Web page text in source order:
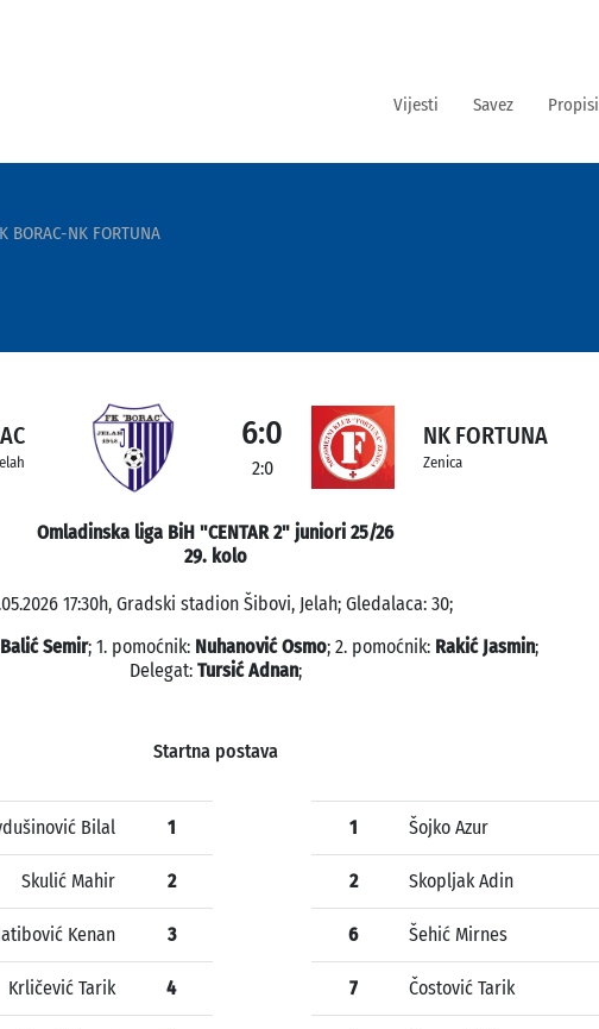
Vijesti Savez Propisi
BORAC-NK FORTUNA
6:0
2:0
NK FORTUNA
Zenica
Omladinska liga BiH "CENTAR 2" juniori 25/26
29. kolo
17:30h, Gradski stadion Šibovi, Jelah; Gledalaca: 30;
Balić Semir; 1. pomoćnik: Nuhanović Osmo; 2. pomoćnik: Rakić Jasmin;
Delegat: Tursić Adnan;
Startna postava
Bilal 1
Skulić Mahir 2
Kenan 3
Krličević Tarik 4
1 Šojko Azur
2 Skopljak Adin
6 Šehić Mirnes
7 Čostović Tarik